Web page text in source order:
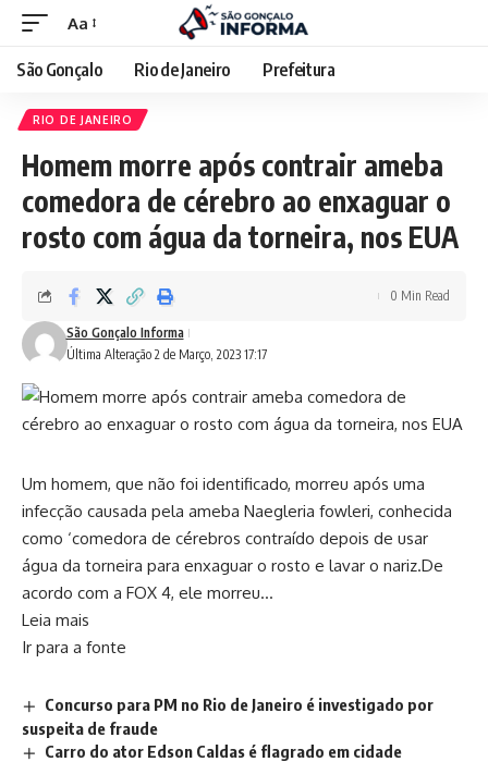
Aa
São Gonçalo Rio de Janeiro Prefeitura
RIO DE JANEIRO
Homem morre após contrair ameba
comedora de cérebro ao enxaguar o
rosto com água da torneira, nos EUA
Última Alteração 2 de Março, 2023 17:17
São Gonçalo Informa
0 Min Read
Um homem, que não foi identificado, morreu após uma
infecção causada pela ameba Naegleria fowleri, conhecida
como ‘comedora de cérebros contraído depois de usar
água da torneira para enxaguar o rosto e lavar o nariz.De
acordo com a FOX 4, ele morreu…
Leia mais
Ir para a fonte
Concurso para PM no Rio de Janeiro é investigado por
suspeita de fraude
Carro do ator Edson Caldas é flagrado em cidade